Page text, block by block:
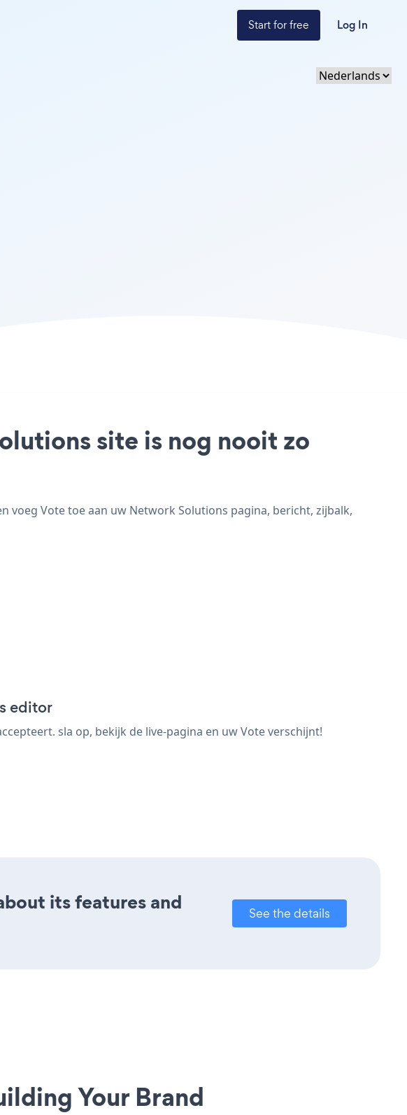
Start for free Log In
site is nog nooit zo
voeg Vote toe aan uw Network Solutions pagina, bericht, zijbalk,
editor
sla op, bekijk de live-pagina en uw Vote verschijnt!
its features and
See the details
Your Brand